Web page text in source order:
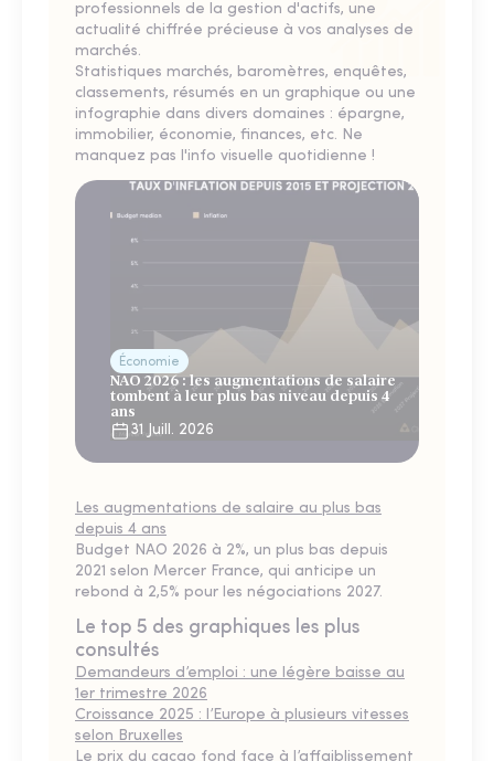
professionnels de la gestion d'actifs, une
actualité chiffrée précieuse à vos analyses de
marchés.
Statistiques marchés, baromètres, enquêtes,
classements, résumés en un graphique ou une
infographie dans divers domaines : épargne,
immobilier, économie, finances, etc. Ne
manquez pas l'info visuelle quotidienne !
Économie
NAO 2026 : les augmentations de salaire
tombent à leur plus bas niveau depuis 4
ans
31 Juill. 2026
Les augmentations de salaire au plus bas
depuis 4 ans
Budget NAO 2026 à 2%, un plus bas depuis
2021 selon Mercer France, qui anticipe un
rebond à 2,5% pour les négociations 2027.
Le top 5 des graphiques les plus
consultés
Demandeurs d’emploi : une légère baisse au
1er trimestre 2026
Croissance 2025 : l’Europe à plusieurs vitesses
selon Bruxelles
Le prix du cacao fond face à l’affaiblissement